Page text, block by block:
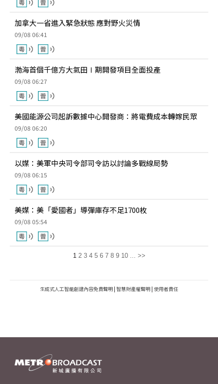
加拿大一省進入緊急狀態 應對野火災情
09/08 06:41
渤海首個千億方大氣田Ⅰ期開發項目全面投產
09/08 06:27
美國能源公司起訴數據中心開發商：將電費成本轉嫁民眾
09/08 06:20
以媒：美軍中央司令部司令訪以討論多戰線局勢
09/08 06:15
美媒：美「愛國者」導彈庫存不足1700枚
09/08 05:54
1 2 3 4 5 6 7 8 9 10 ... >>
生成式人工智能創建內容免責聲明 | 智慧財產權聲明 | 使用者責任